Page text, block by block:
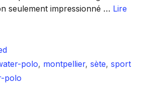
seulement impressionné … Lire
polo, montpellier, sète, sport
polo